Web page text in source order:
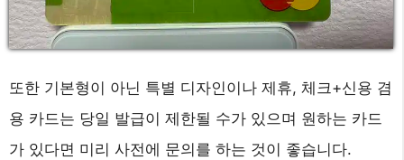
또한 기본형이 아닌 특별 디자인이나 제휴, 체크+신용 겸
용 카드는 당일 발급이 제한될 수가 있으며 원하는 카드
가 있다면 미리 사전에 문의를 하는 것이 좋습니다.